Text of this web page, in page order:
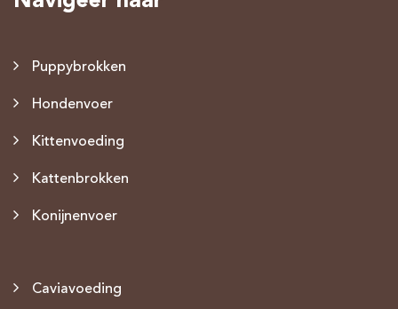
Puppybrokken
Hondenvoer
Kittenvoeding
Kattenbrokken
Konijnenvoer
Caviavoeding